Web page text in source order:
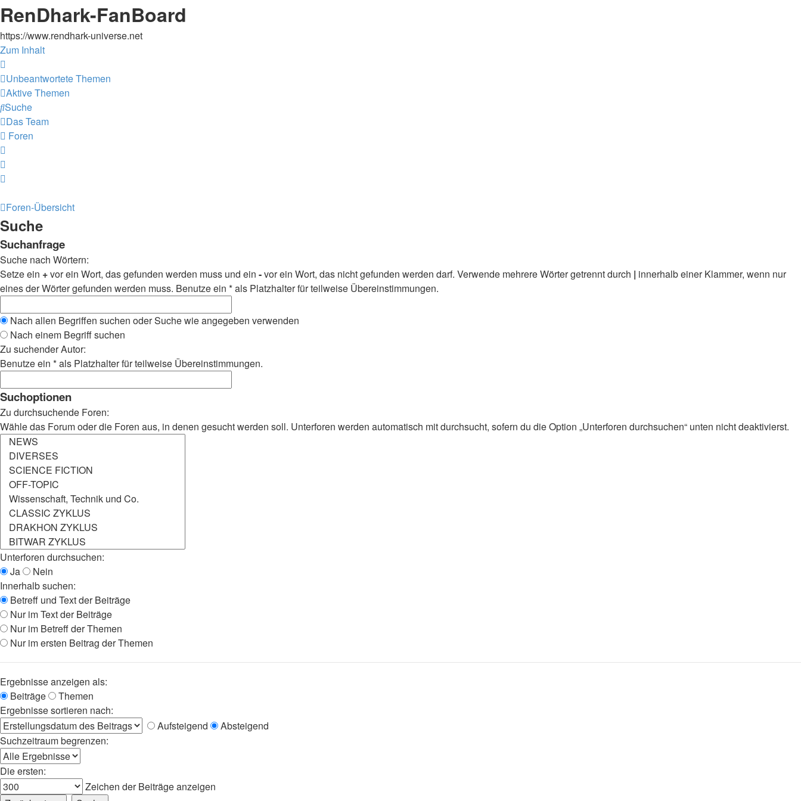
RenDhark-FanBoard
https://www.rendhark-universe.net
Zum Inhalt
Unbeantwortete Themen
Aktive Themen
Suche
Das Team
Foren
Foren-Übersicht
Suche
Suchanfrage
Suche nach Wörtern:
Setze ein +vor ein Wort, das gefunden werden muss und ein -vor ein Wort, das nicht gefunden werden darf. Verwende mehrere Wörter getrennt durch | innerhalb einer Klammer, wenn nur
eines der Wörter gefunden werden muss. Benutze ein * als Platzhalter für teilweise Übereinstimmungen.
Nach allen Begriffen suchen oder Suche wie angegeben verwenden
Nach einem Begriff suchen
Zu suchender Autor:
Benutze ein * als Platzhalter für teilweise Übereinstimmungen.
Suchoptionen
Zu durchsuchende Foren:
Wähle das Forum oder die Foren aus, in denen gesucht werden soll. Unterforen werden automatisch mit durchsucht, sofern du die Option „Unterforen durchsuchen“ unten nicht deaktivierst.
Unterforen durchsuchen:
Ja
Nein
Innerhalb suchen:
Betreff und Text der Beiträge
Nur im Text der Beiträge
Nur im Betreff der Themen
Nur im ersten Beitrag der Themen
Ergebnisse anzeigen als:
Beiträge
Themen
Ergebnisse sortieren nach:
Aufsteigend
Absteigend
Suchzeitraum begrenzen:
Die ersten:
Zeichen der Beiträge anzeigen